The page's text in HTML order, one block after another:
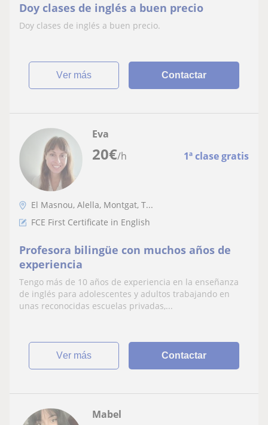
Doy clases de inglés a buen precio
Doy clases de inglés a buen precio.
ver más Contactar
20€/h 1ª clase gratis
Eva
El Masnou, Alella, Montgat, T...
FCE First Certificate in English
Profesora bilingüe con muchos años de
experiencia
Tengo más de 10 años de experiencia en la enseñanza
de inglés para adolescentes y adultos trabajando en
unas reconocidas escuelas privadas,...
ver más Contactar
Mabel